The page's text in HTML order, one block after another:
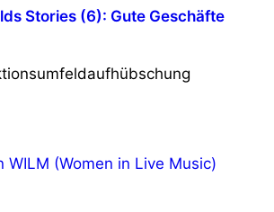
Stories (6): Gute Geschäfte